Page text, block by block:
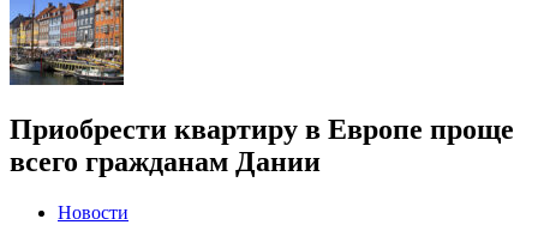
Приобрести квартиру в Европе проще
всего гражданам Дании
Новости